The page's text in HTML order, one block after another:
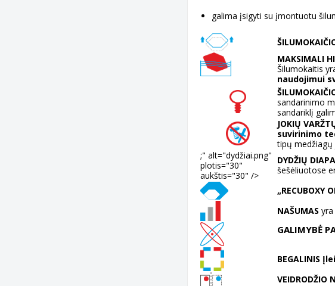
galima įsigyti su įmontuotu
MAKSIMALI
Šilumokaitis
naudojimui
sandarinimo
sandariklį
JOKIŲ
suvirinimo
tipų medžiagų
;" alt="dydžiai.png"
plotis="30"
aukštis="30" />
DYDŽIŲ
šešėliuotose
„RECUBOXY
NAŠUMAS
GALIMYBĖ
BEGALINIS
VEIDRODŽIO